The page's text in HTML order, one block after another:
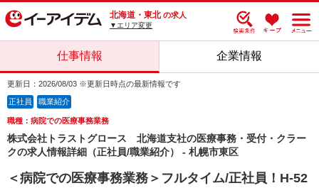
北海道・東北 の求人
▼エリア変更
仕事情報 企業情報
更新日：2026/08/03 ※更新日時点の最新情報です
正社員 職業紹介
職種：病院での医療事務業務
株式会社トラストグロース 北海道支社の医療事務・受付・クラー
クの求人情報詳細（正社員/職業紹介） - 札幌市東区
＜病院での医療事務業務＞フルタイム/正社員！H-52